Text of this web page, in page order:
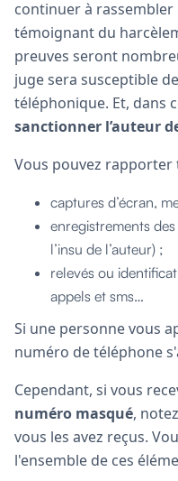
continuer à rassembler
témoignant du
preuves seront
juge sera susceptible
téléphonique. Et, dans
sanctionner l’auteur
Vous pouvez rapporter
captures d’écran,
enregistrements
l’insu de l’auteur) ;
relevés ou
appels et sms…
Si une personne vous
numéro de téléphone
Cependant, si vous
numéro masqué,
vous les avez reçus.
l'ensemble de ces